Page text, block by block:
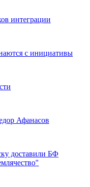
интеграции
с инициативы
Афанасов
доставили БФ